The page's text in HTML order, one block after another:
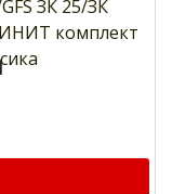
ЗК 25/ЗК
комплект